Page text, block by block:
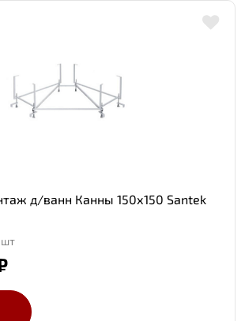
д/ванн Канны 150х150 Santek
шт